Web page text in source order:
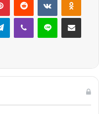
TelegramViber Line E-Posta ile